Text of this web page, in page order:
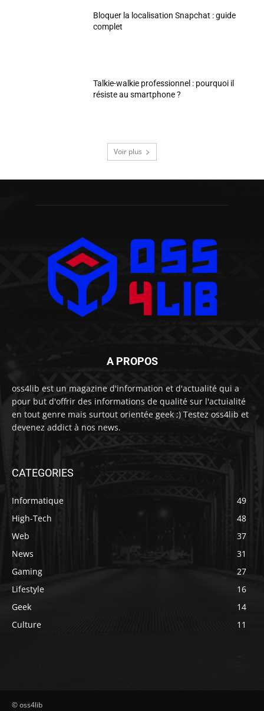
Bloquer la localisation Snapchat : guide
complet
Talkie-walkie professionnel : pourquoi il
résiste au smartphone ?
Voir plus
A PROPOS
oss4lib est un magazine d'information et d'actualité qui a
pour but d'offrir des informations de qualité sur l'actuialité
en tout genre mais surtout orientée geek ;) Testez oss4lib et
devenez addict à nos news.
CATEGORIES
Informatique
49
High-Tech
48
Web
37
News
31
Gaming
27
Lifestyle
16
Geek
14
Culture
11
© oss4lib